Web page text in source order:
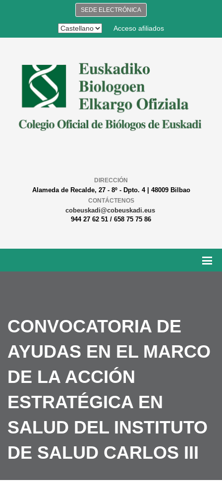
SEDE ELECTRÓNICA
Acceso afiliados
DIRECCIÓN
Alameda de Recalde, 27 - 8º - Dpto. 4 | 48009 Bilbao
CONTÁCTENOS
cobeuskadi@cobeuskadi.eus
944 27 62 51 / 658 75 75 86
CONVOCATORIA DE
AYUDAS EN EL MARCO
DE LA ACCIÓN
ESTRATÉGICA EN
SALUD DEL INSTITUTO
DE SALUD CARLOS III